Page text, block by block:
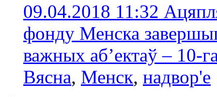
09.04.2018 11:32
фонду Менска
важных аб’ектаў – 10-
Вясна, Менск, надвор'е